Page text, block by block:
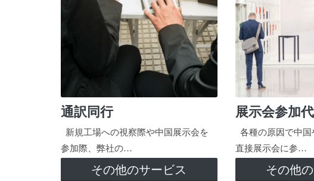
通訳同行
新規工場への視察際や中国展示会を
参加際、弊社の…
その他のサービス
展示会参加
各種の原因で中
直接展示会に参…
その他